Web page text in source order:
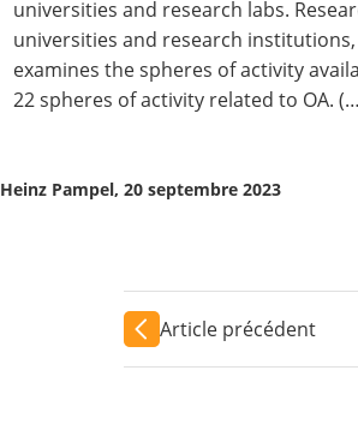
universities and research labs.
universities and research
examines the spheres of activity
22 spheres of activity related to OA.
Pampel, 20 septembre 2023
Article précédent